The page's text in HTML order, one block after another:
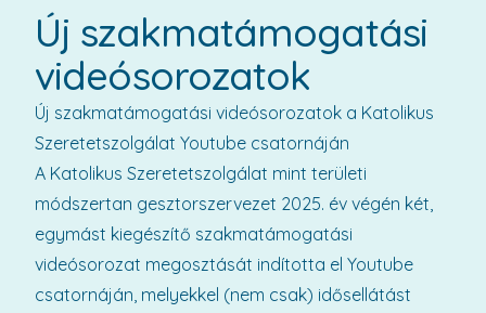
Új szakmatámogatási
videósorozatok
Új szakmatámogatási videósorozatok a Katolikus
Szeretetszolgálat Youtube csatornáján
A Katolikus Szeretetszolgálat mint területi
módszertan gesztorszervezet 2025. év végén két,
egymást kiegészítő szakmatámogatási
videósorozat megosztását indította el Youtube
csatornáján, melyekkel (nem csak) idősellátást